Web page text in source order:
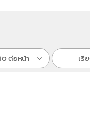
10 ต่อหน้า เรี